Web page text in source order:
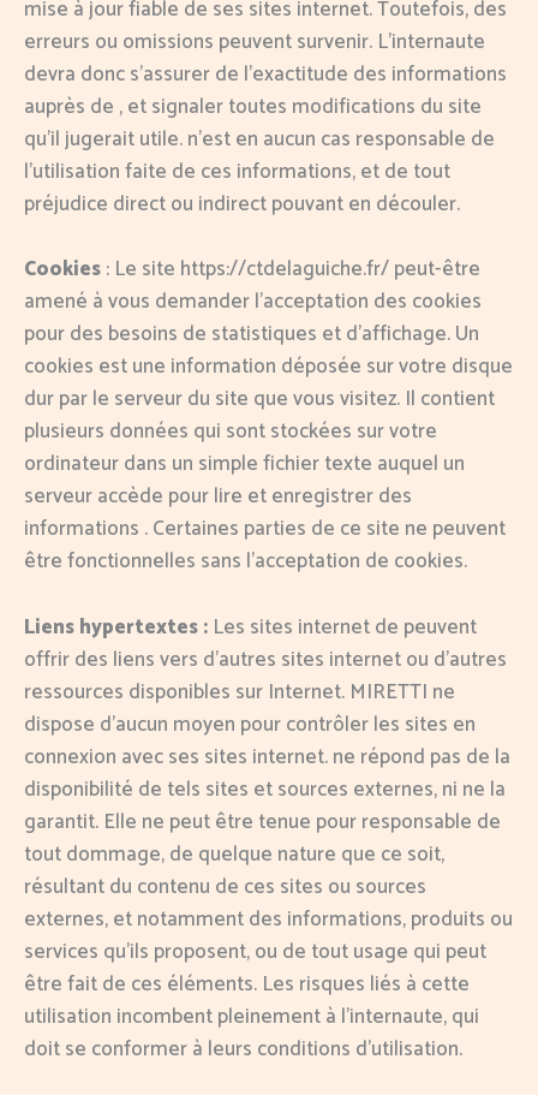
mise à jour fiable de ses sites internet. Toutefois, des
erreurs ou omissions peuvent survenir. L’internaute
devra donc s’assurer de l’exactitude des informations
auprès de , et signaler toutes modifications du site
qu’il jugerait utile. n’est en aucun cas responsable de
l’utilisation faite de ces informations, et de tout
préjudice direct ou indirect pouvant en découler.
Cookies: Le site https://ctdelaguiche.fr/ peut-être
amené à vous demander l’acceptation des cookies
pour des besoins de statistiques et d’affichage. Un
cookies est une information déposée sur votre disque
dur par le serveur du site que vous visitez. Il contient
plusieurs données qui sont stockées sur votre
ordinateur dans un simple fichier texte auquel un
serveur accède pour lire et enregistrer des
informations . Certaines parties de ce site ne peuvent
être fonctionnelles sans l’acceptation de cookies.
Liens hypertextes : Les sites internet de peuvent
offrir des liens vers d’autres sites internet ou d’autres
ressources disponibles sur Internet. MIRETTI ne
dispose d’aucun moyen pour contrôler les sites en
connexion avec ses sites internet. ne répond pas de la
disponibilité de tels sites et sources externes, ni ne la
garantit. Elle ne peut être tenue pour responsable de
tout dommage, de quelque nature que ce soit,
résultant du contenu de ces sites ou sources
externes, et notamment des informations, produits ou
services qu’ils proposent, ou de tout usage qui peut
être fait de ces éléments. Les risques liés à cette
utilisation incombent pleinement à l’internaute, qui
doit se conformer à leurs conditions d’utilisation.